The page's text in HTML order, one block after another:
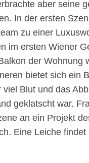
aber seine
In der ersten
zu einer
im ersten Wiener
der Wohnung
bietet sich ein
viel Blut und das
geklatscht war.
an ein Projekt
Eine Leiche findet